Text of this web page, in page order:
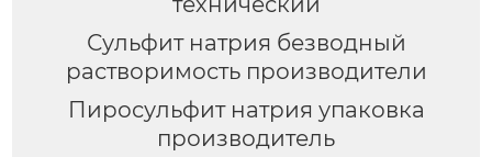
Сульфит натрия безводный
растворимость производители
Пиросульфит натрия упаковка
производитель